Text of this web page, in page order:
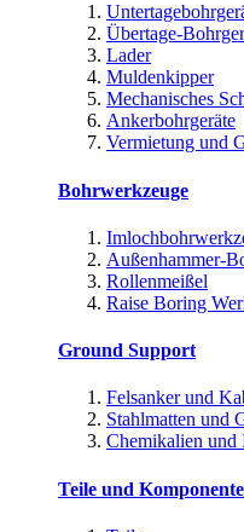
Übertage-
Lader
Muldenkipper
Mechanisches
Ankerbohrgeräte
Vermietung und
Bohrwerkzeuge
Außenhammer-
Rollenmeißel
Raise Boring
Ground Support
Felsanker und
Stahlmatten und
Chemikalien und
Teile und